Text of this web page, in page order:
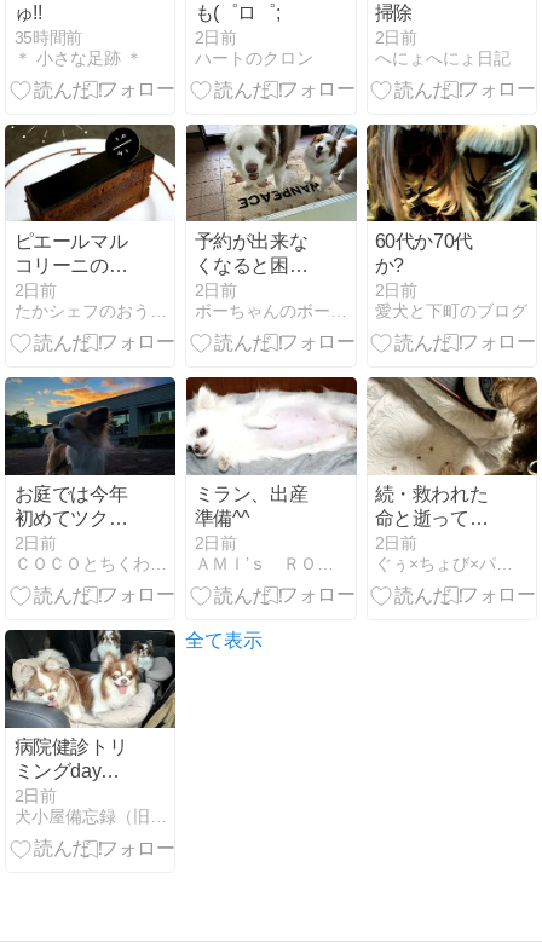
ゅ!!
35時間前
＊ 小さな足跡 ＊
も(゜ロ゜;
2日前
ハートのクロン
掃除
2日前
へにょへにょ日記
ピエールマル
コリーニのチ
ョコレートケ
ーキ
2日前
たかシェフのおうちごはん。と白い犬とチワワ。
予約が出来な
くなると困る
よ(^▽^;)
2日前
ボーちゃんのボーは何のボー？
60代か70代
か?
2日前
愛犬と下町のブログ
お庭では今年
初めてツクツ
クボウシ
2日前
ＣＯＣＯとちくわの「なんちゃって歳時記」
ミラン、出産
準備^^
2日前
ＡＭＩ’ｓ ＲＯＯＭ
続・救われた
命と逝ってし
まったあの仔
の事 【 雛鳥編
⑤ 言葉でなら
2日前
ぐぅ×ちょび×パパ 〜 余命1ヶ月と言われた仔とその家族
病院健診トリ
ミングday🛁
✂️🪮💉
2日前
犬小屋備忘録（旧せれぼ）
全て表示